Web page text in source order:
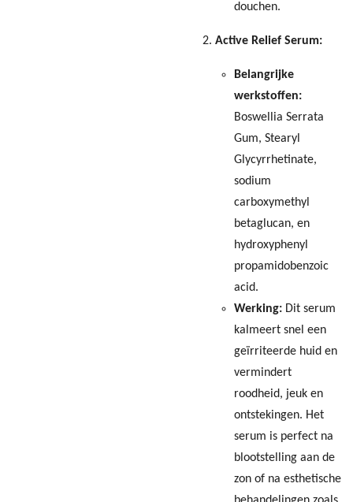
douchen.
Active Relief Serum:
Belangrijke
werkstoffen:
Boswellia Serrata
Gum, Stearyl
Glycyrrhetinate,
sodium
carboxymethyl
betaglucan, en
hydroxyphenyl
propamidobenzoic
acid.
Werking: Dit serum
kalmeert snel een
geïrriteerde huid en
vermindert
roodheid, jeuk en
ontstekingen. Het
serum is perfect na
blootstelling aan de
zon of na esthetische